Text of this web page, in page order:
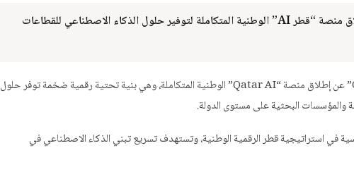
أعلن المجلس الأعلى للاتصالات وتقنية المعلومات عن إطلاق منصة “قطر AI” الوطنية المتكاملة لتوفير حلول الذكاء الاصطناعي للقطاعات
الدوحة — أعلن المجلس الأعلى للاتصالات وتقنية المعلومات “CRA” عن إطلاق منصة “Qatar AI” الوطنية المتكاملة، وهي بنية تحتية رقمية ضخمة توفر حلول
والمؤسسات البحثية على مستوى الدولة.
في استراتيجية قطر الرقمية الوطنية، وتستهدف تسريع تبني الذكاء الاصطناعي في